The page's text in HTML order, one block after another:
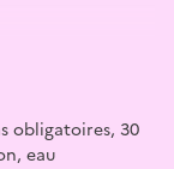
obligatoires, 30
eau